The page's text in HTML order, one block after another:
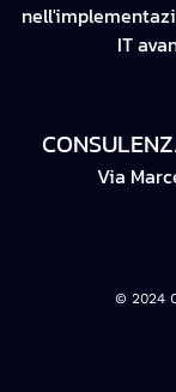
IT
Via
© 2024